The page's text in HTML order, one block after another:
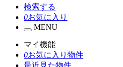
検索する
0お気に入り
MENU
マイ機能
0お気に入り物件
最近見た物件